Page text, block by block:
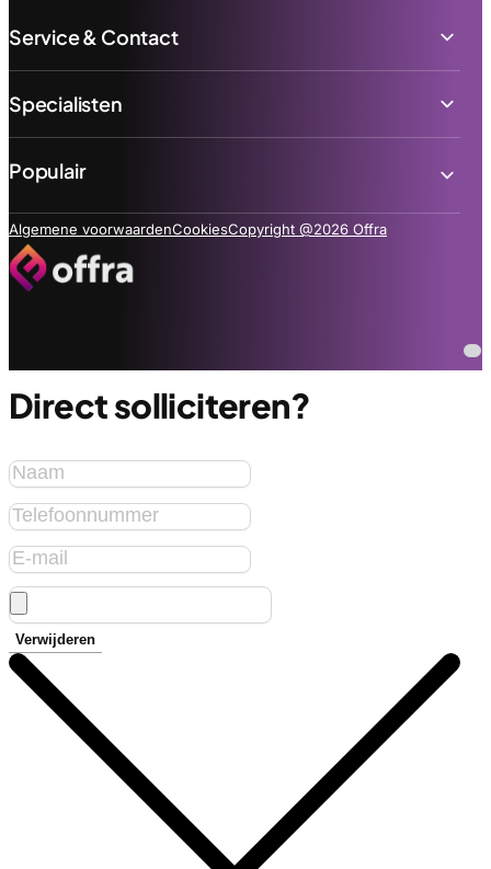
Service & Contact
Specialisten
Populair
Algemene voorwaardenCookiesCopyright @2026 Offra
Direct solliciteren?
Verwijderen